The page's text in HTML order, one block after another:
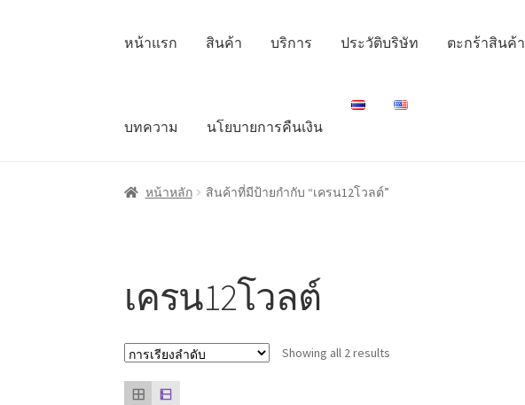
หน้าแรก สินค้า บริการ ประวัติบริษัท ตะกร้าสินค้า
บทความ นโยบายการคืนเงิน
หน้าแรก Cart My account ชำระเงิน ตะกร้าสินค้า
หน้าหลัก สินค้าที่มีป้ายกำกับ “เครน12โวลต์”
เครน12โวลต์
Showing all 2 results